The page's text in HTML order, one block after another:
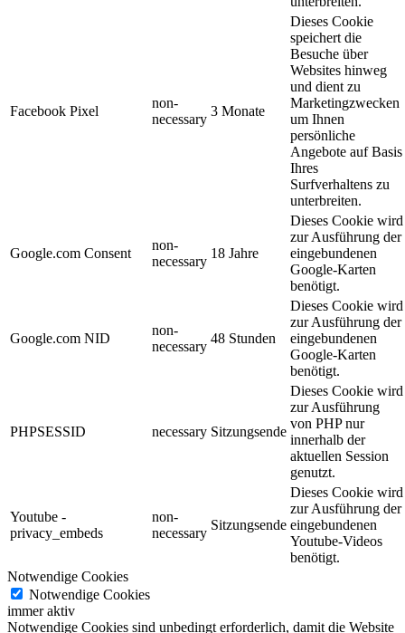
Facebook Pixel
non-
necessary
3 Monate
Dieses Cookie
speichert die
Besuche über
Websites hinweg
und dient zu
Marketingzwecken
um Ihnen
persönliche
Angebote auf Basis
Ihres
Surfverhaltens zu
unterbreiten.
Google.com Consent
non-
necessary
18 Jahre
Dieses Cookie wird
zur Ausführung der
eingebundenen
Google-Karten
benötigt.
Google.com NID
non-
necessary
48 Stunden
Dieses Cookie wird
zur Ausführung der
eingebundenen
Google-Karten
benötigt.
PHPSESSID necessary Sitzungsende
Dieses Cookie wird
zur Ausführung
von PHP nur
innerhalb der
aktuellen Session
genutzt.
Youtube -
privacy_embeds
non-
necessary
Sitzungsende
Dieses Cookie wird
zur Ausführung der
eingebundenen
Youtube-Videos
benötigt.
Notwendige Cookies
Notwendige Cookies
immer aktiv
Notwendige Cookies sind unbedingt erforderlich, damit die Website